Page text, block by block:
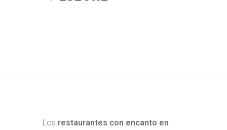
Los restaurantes con encanto en